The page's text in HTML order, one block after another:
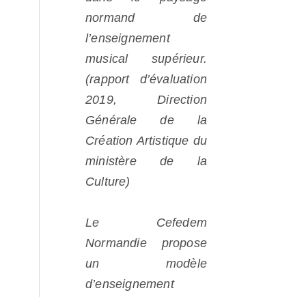
normand de
l’enseignement
musical supérieur.
(rapport d’évaluation
2019, Direction
Générale de la
Création Artistique du
ministère de la
Culture)
Le Cefedem
Normandie propose
un modèle
d’enseignement